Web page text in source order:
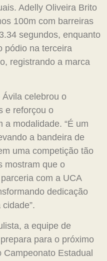
Adelly Oliveira Brito
100m com barreiras
segundos, enquanto
pódio na terceira
registrando a marca
celebrou o
e reforçou o
a modalidade. “É um
a bandeira de
uma competição tão
mostram que o
com a UCA
dedicação
a equipe de
para o próximo
Estadual